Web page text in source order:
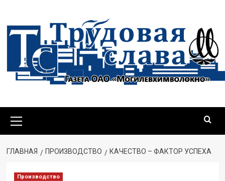
содержимому
меню
ГЛАВНАЯ ПРОИЗВОДСТВО КАЧЕСТВО – ФАКТОР УСПЕХА
Производство